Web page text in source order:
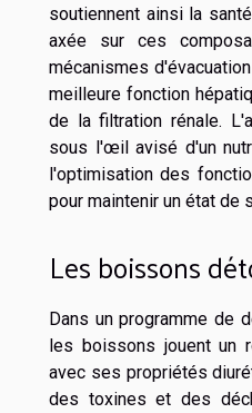
soutiennent ainsi la
axée sur ces
mécanismes
meilleure fonction
de la filtration rénale.
sous l'œil avisé d'un
l'optimisation des
pour maintenir un état de
Les boissons
Dans un programme de
les boissons jouent un
avec ses propriétés
des toxines et des